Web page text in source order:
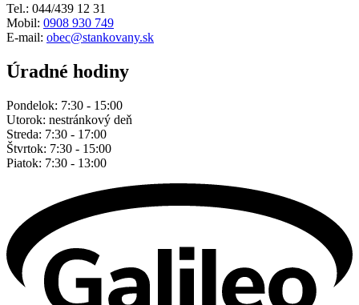
Tel.: 044/439 12 31
Mobil: 0908 930 749
E-mail: obec@stankovany.sk
Úradné hodiny
Pondelok: 7:30 - 15:00
Utorok: nestránkový deň
Streda: 7:30 - 17:00
Štvrtok: 7:30 - 15:00
Piatok: 7:30 - 13:00